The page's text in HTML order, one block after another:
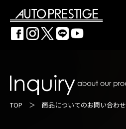
TOP ＞ 商品についてのお問い合わせ